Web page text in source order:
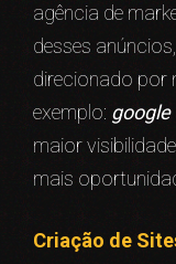
agência de
desses
direcionado por
exemplo: google
maior
mais
Criação de